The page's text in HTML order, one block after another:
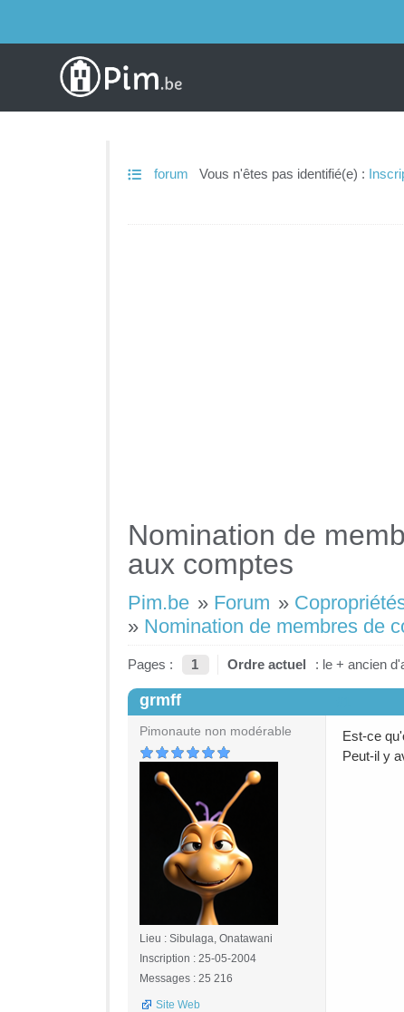
forum Vous n'êtes pas identifié(e) :
Nomination de
aux comptes
Pim.be » Forum »
» Nomination de membres de
Pages : 1 Ordre actuel : le + ancien
grmff
Pimonaute non modérable
Lieu : Sibulaga, Onatawani
Inscription : 25-05-2004
Messages : 25 216
Site Web
Est-ce
Peut-il y